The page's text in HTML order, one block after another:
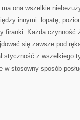
ona wszelkie
innymi: łopatę,
firanki. Każda czynność
się zawsze pod
styczność z wszelkiego
w stosowny sposób